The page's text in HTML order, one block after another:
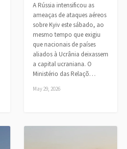
A Rússia intensificou as
ameaças de ataques aéreos
sobre Kyiv este sábado, ao
mesmo tempo que exigiu
que nacionais de países
aliados à Ucrânia deixassem
a capital ucraniana. O
Ministério das Relaçõ…
May 29, 2026